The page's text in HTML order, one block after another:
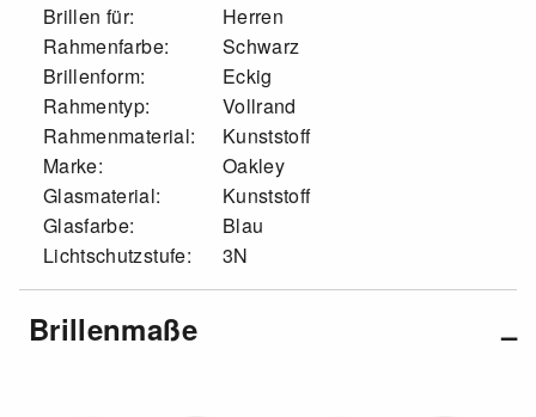
Brillen für:
Herren
Rahmenfarbe:
Schwarz
Brillenform:
Eckig
Rahmentyp:
Vollrand
Rahmenmaterial:
Kunststoff
Marke:
Oakley
Glasmaterial:
Kunststoff
Glasfarbe:
Blau
Lichtschutzstufe:
3N
Brillenmaße